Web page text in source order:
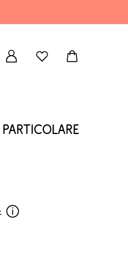
particolare